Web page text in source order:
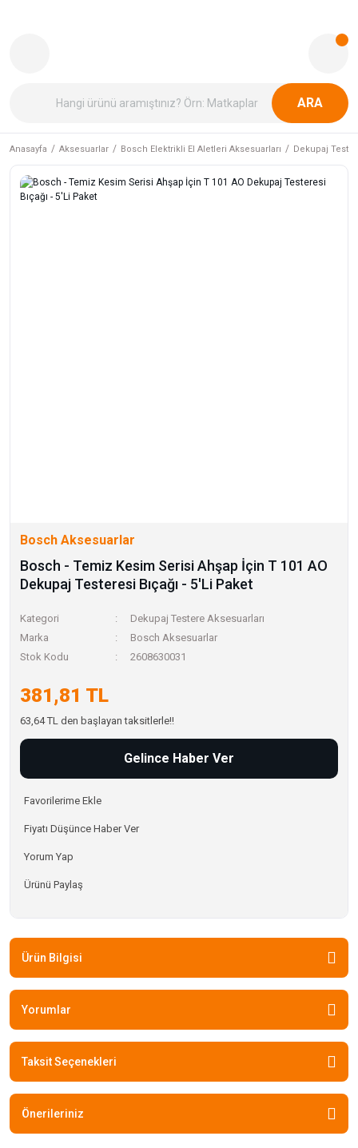
ARA
Anasayfa Aksesuarlar Bosch Elektrikli El Aletleri Aksesuarları Dekupaj
Bosch Aksesuarlar
Bosch - Temiz Kesim Serisi Ahşap İçin T 101 AO
Dekupaj Testeresi Bıçağı - 5'Li Paket
Kategori
Dekupaj Testere Aksesuarları
Marka
Bosch Aksesuarlar
Stok Kodu
2608630031
381,81 TL
63,64 TL den başlayan taksitlerle!!
Gelince Haber Ver
Fiyatı Düşünce Haber Ver
Yorum Yap
Ürünü Paylaş
Ürün Bilgisi
Yorumlar
Taksit Seçenekleri
Önerileriniz